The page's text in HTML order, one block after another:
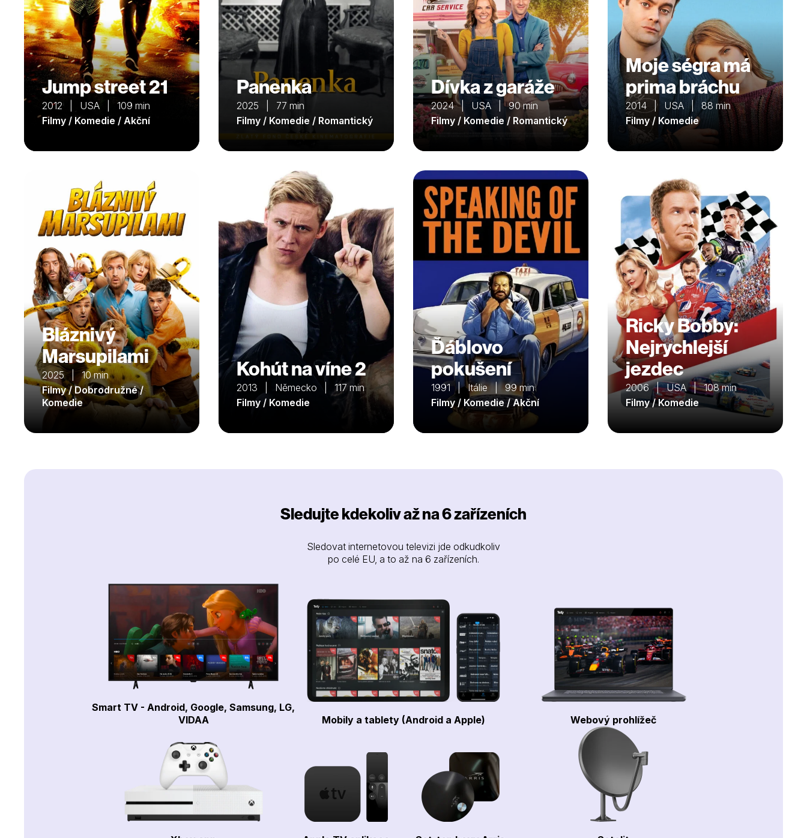
Jump street 21
2012 | USA | 109 min
Filmy / Komedie / Akční
Panenka
2025 | 77 min
Filmy / Komedie / Romantický
Dívka z garáže
2024 | USA | 90 min
Filmy / Komedie / Romantický
Moje ségra má
prima bráchu
2014 | USA | 88 min
Filmy / Komedie
Bláznivý
Marsupilami
2025 | 10 min
Filmy / Dobrodružné /
Komedie
Kohút na víne 2
2013 | Německo | 117 min
Filmy / Komedie
Ďáblovo
pokušení
1991 | Itálie | 99 min
Filmy / Komedie / Akční
Ricky Bobby:
Nejrychlejší
jezdec
2006 | USA | 108 min
Filmy / Komedie
Sledujte kdekoliv až na 6 zařízeních
Sledovat internetovou televizi jde odkudkoliv
po celé EU, a to až na 6 zařízeních.
Smart TV - Android, Google, Samsung, LG,
VIDAA
Mobily a tablety (Android a Apple) Webový prohlížeč